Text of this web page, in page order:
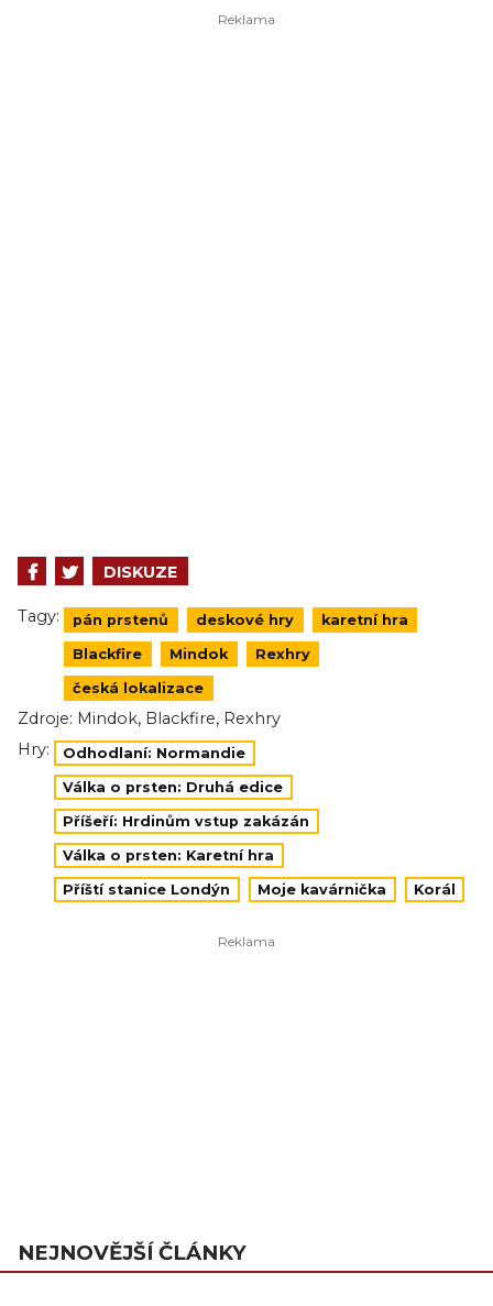
DISKUZE
Tagy: pán prstenů deskové hry karetní hra
Blackfire Mindok Rexhry
česká lokalizace
Zdroje: Mindok, Blackfire, Rexhry
Hry:
Odhodlaní: Normandie
Válka o prsten: Druhá edice
Příšeří: Hrdinům vstup zakázán
Válka o prsten: Karetní hra
Příští stanice Londýn Moje kavárnička Korál
NEJNOVĚJŠÍ ČLÁNKY